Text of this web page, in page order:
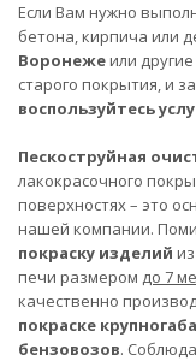
Если Вам нужно
бетона, кирпича или
Воронежеили
старого покрытия, и
воспользуйтесь
Пескоструйная
лакокрасочного
поверхностях – это
нашей компании.
покраску изделий
печи размером до 7
качественно
покраске
бензовозов.